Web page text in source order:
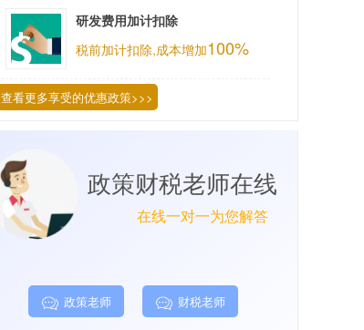
研发费用加计扣除
税前加计扣除,成本增加100%
查看更多享受的优惠政策>>>
政策财税老师在线
在线一对一为您解答
政策老师 财税老师